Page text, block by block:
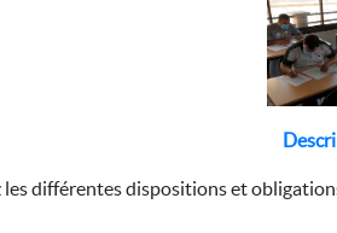
différentes dispositions et